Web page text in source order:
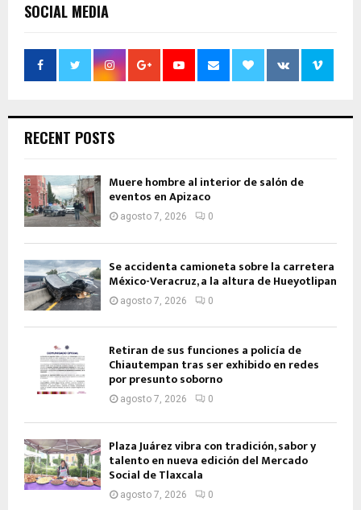
SOCIAL MEDIA
RECENT POSTS
Muere hombre al interior de salón de
eventos en Apizaco
agosto 7, 2026 0
Se accidenta camioneta sobre la carretera
México-Veracruz, a la altura de Hueyotlipan
agosto 7, 2026 0
Retiran de sus funciones a policía de
Chiautempan tras ser exhibido en redes
por presunto soborno
agosto 7, 2026 0
Plaza Juárez vibra con tradición, sabor y
talento en nueva edición del Mercado
Social de Tlaxcala
agosto 7, 2026 0